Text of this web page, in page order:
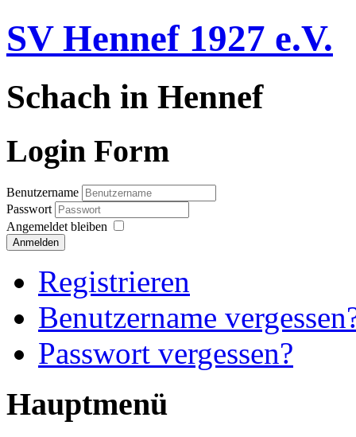
SV Hennef 1927 e.V.
Schach in Hennef
Login Form
Benutzername
Passwort
Angemeldet bleiben
Anmelden
Registrieren
Benutzername
Passwort vergessen?
Hauptmenü